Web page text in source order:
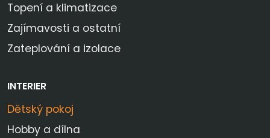
Topení a klimatizace
Zajímavosti a ostatní
Zateplování a izolace
INTERIER
Dětský pokoj
Hobby a dílna